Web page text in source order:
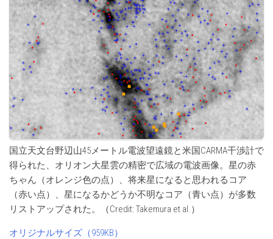
国立天文台野辺山45メートル電波望遠鏡と米国CARMA干渉計で
得られた、オリオン大星雲の精密で広域の電波画像。星の赤
ちゃん（オレンジ色の点）、将来星になると思われるコア
（赤い点）、星になるかどうか不明なコア（青い点）が多数
リストアップされた。（Credit: Takemura et al.）
オリジナルサイズ（959KB）